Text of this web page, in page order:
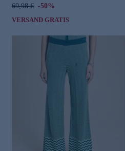
69,98 € -50%
VERSAND GRATIS